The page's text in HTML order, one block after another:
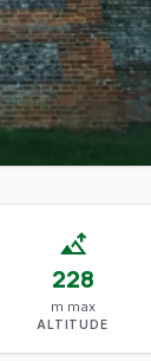
altitude
228
m max
ALTITUDE